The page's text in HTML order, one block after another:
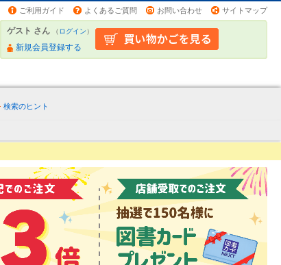
ご利用ガイド よくあるご質問 お問い合わせ サイトマップ
ゲスト さん （ログイン）
新規会員登録する
検索のヒント